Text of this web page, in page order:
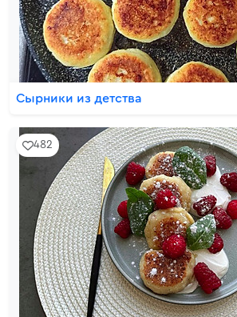
Сырники из детства
482